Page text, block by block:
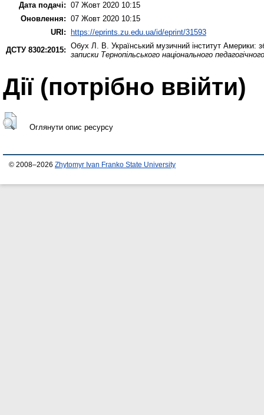
Дата подачі: 07 Жовт 2020 10:15
Оновлення: 07 Жовт 2020 10:15
URI: https://eprints.zu.edu.ua/id/eprint/31593
ДСТУ 8302:2015: Обух Л. В. Український музичний інститут Америки:
записки Тернопільського національного
Дії ​​(потрібно ввійти)
Оглянути опис ресурсу
© 2008–2026 Zhytomyr Ivan Franko State University